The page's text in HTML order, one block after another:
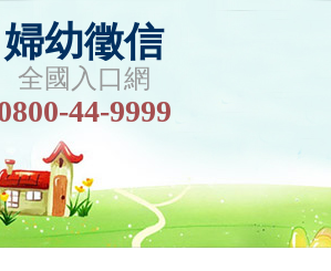
婦幼徵信
全國入口網
44-9999